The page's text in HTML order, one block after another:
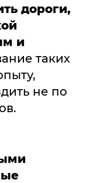
дороги,
и
таких
не по